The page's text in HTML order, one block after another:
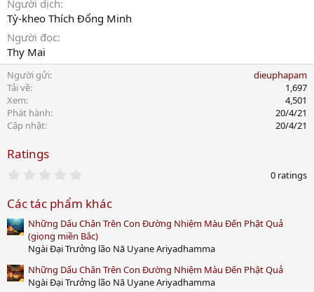
Người dịch
Tỳ-kheo Thích Đổng Minh
Người đọc
Thy Mai
Người gửi
dieuphapam
Tải về
1,697
Xem
4,501
Phát hành
20/4/21
Cập nhật
20/4/21
Ratings
0
t
a
r
(
s
)
0 ratings
Các tác phẩm khác
Những Dấu Chân Trên Con Đường Nhiệm Màu Đến Phật Quả
(giọng miền Bắc)
Ngài Đại Trưởng lão Nā Uyane Ariyadhamma
Những Dấu Chân Trên Con Đường Nhiệm Màu Đến Phật Quả
Ngài Đại Trưởng lão Nā Uyane Ariyadhamma